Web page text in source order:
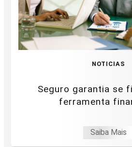
NOTICIAS
Seguro garantia se
ferramenta
Saiba Mais